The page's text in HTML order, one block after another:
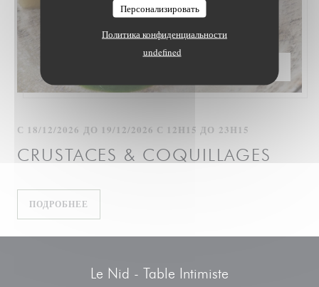
Персонализировать
Политика конфиденциальности
undefined
С 18/12/2026 ДО 19/12/2026 С 12H15 ДО 23H15
CRUSTACES & COQUILLAGES
ПОДРОБНЕЕ
Le Nid - Table Intimiste